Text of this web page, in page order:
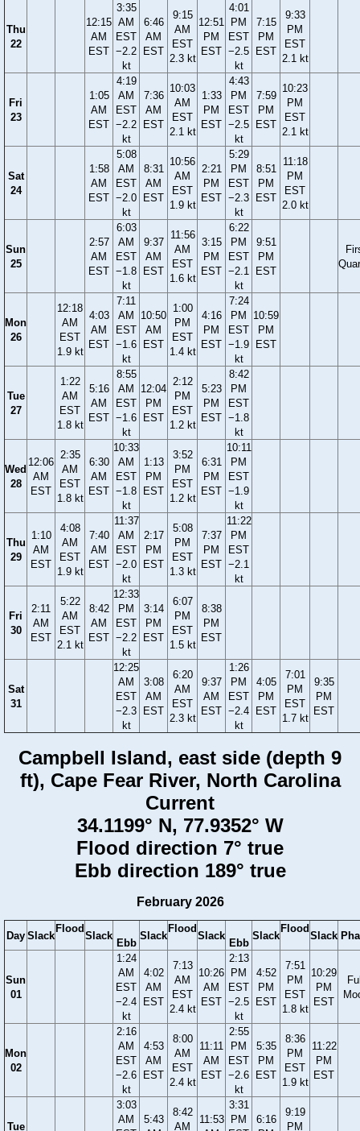
Thu
22
12:15
AM
EST
3:35
AM
EST
−2.2
kt
6:46
AM
EST
9:15
AM
EST
2.3 kt
12:51
PM
EST
4:01
PM
EST
−2.5
kt
7:15
PM
EST
9:33
PM
EST
2.1 kt
Fri
23
1:05
AM
EST
4:19
AM
EST
−2.2
kt
7:36
AM
EST
10:03
AM
EST
2.1 kt
1:33
PM
EST
4:43
PM
EST
−2.5
kt
7:59
PM
EST
10:23
PM
EST
2.1 kt
Sat
24
1:58
AM
EST
5:08
AM
EST
−2.0
kt
8:31
AM
EST
10:56
AM
EST
1.9 kt
2:21
PM
EST
5:29
PM
EST
−2.3
kt
8:51
PM
EST
11:18
PM
EST
2.0 kt
Sun
25
2:57
AM
EST
6:03
AM
EST
−1.8
kt
9:37
AM
EST
11:56
AM
EST
1.6 kt
3:15
PM
EST
6:22
PM
EST
−2.1
kt
9:51
PM
EST
Mon
26
12:18
AM
EST
1.9 kt
4:03
AM
EST
7:11
AM
EST
−1.6
kt
10:50
AM
EST
1:00
PM
EST
1.4 kt
4:16
PM
EST
7:24
PM
EST
−1.9
kt
10:59
PM
EST
Tue
27
1:22
AM
EST
1.8 kt
5:16
AM
EST
8:55
AM
EST
−1.6
kt
12:04
PM
EST
2:12
PM
EST
1.2 kt
5:23
PM
EST
8:42
PM
EST
−1.8
kt
Wed
28
12:06
AM
EST
2:35
AM
EST
1.8 kt
6:30
AM
EST
10:33
AM
EST
−1.8
kt
1:13
PM
EST
3:52
PM
EST
1.2 kt
6:31
PM
EST
10:11
PM
EST
−1.9
kt
Thu
29
1:10
AM
EST
4:08
AM
EST
1.9 kt
7:40
AM
EST
11:37
AM
EST
−2.0
kt
2:17
PM
EST
5:08
PM
EST
1.3 kt
7:37
PM
EST
11:22
PM
EST
−2.1
kt
Fri
30
2:11
AM
EST
5:22
AM
EST
2.1 kt
8:42
AM
EST
12:33
PM
EST
−2.2
kt
3:14
PM
EST
6:07
PM
EST
1.5 kt
8:38
PM
EST
Sat
31
12:25
AM
EST
−2.3
kt
3:08
AM
EST
6:20
AM
EST
2.3 kt
9:37
AM
EST
1:26
PM
EST
−2.4
kt
4:05
PM
EST
7:01
PM
EST
1.7 kt
9:35
PM
EST
Campbell Island, east side (depth 9
ft), Cape Fear River, North Carolina
Current
34.1199° N, 77.9352° W
Flood direction 7° true
Ebb direction 189° true
February 2026
Day Slack
Flood
Slack
Ebb
Slack
Flood
Slack
Ebb
Slack
Flood
Slack
Sun
01
1:24
AM
EST
−2.4
kt
4:02
AM
EST
7:13
AM
EST
2.4 kt
10:26
AM
EST
2:13
PM
EST
−2.5
kt
4:52
PM
EST
7:51
PM
EST
1.8 kt
10:29
PM
EST
Mon
02
2:16
AM
EST
−2.6
kt
4:53
AM
EST
8:00
AM
EST
2.4 kt
11:11
AM
EST
2:55
PM
EST
−2.6
kt
5:35
PM
EST
8:36
PM
EST
1.9 kt
11:22
PM
EST
Tue
3:03
AM
5:43
8:42
AM
11:53
3:31
PM
6:16
9:19
PM